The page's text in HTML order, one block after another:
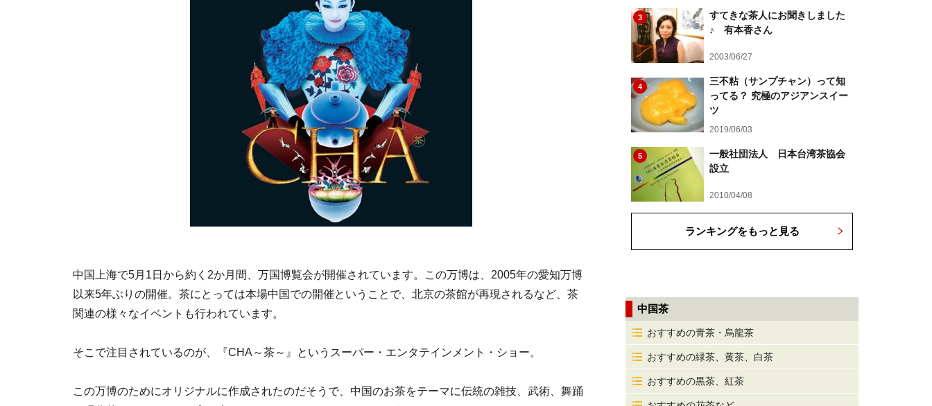
中国上海で5月1日から約く2か月間、万国博覧会が開催されています。この万博は、2005年の愛知万博
以来5年ぶりの開催。茶にとっては本場中国での開催ということで、北京の茶館が再現されるなど、茶
関連の様々なイベントも行われています。
そこで注目されているのが、『CHA～茶～』というスーパー・エンタテインメント・ショー。
この万博のためにオリジナルに作成されたのだそうで、中国のお茶をテーマに伝統の雑技、武術、舞踊
3
すてきな茶人にお聞きしました
♪ 有本香さん
2003/06/27
4
三不粘（サンプチャン）って知
ってる？ 究極のアジアンスイー
ツ
2019/06/03
5
一般社団法人 日本台湾茶協会
設立
2010/04/08
ランキングをもっと見る
中国茶
おすすめの青茶・烏龍茶
おすすめの緑茶、黄茶、白茶
おすすめの黒茶、紅茶